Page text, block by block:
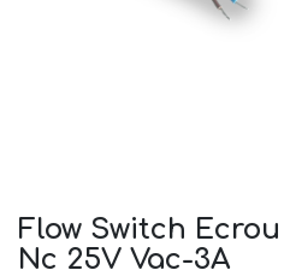
Flow Switch
Nc 25V Vac-3A